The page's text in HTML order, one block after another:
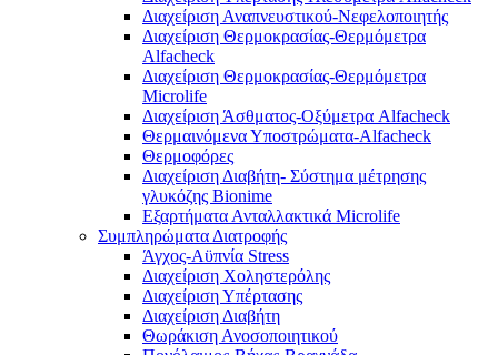
Διαχείριση Αναπνευστικού-Νεφελοποιητής
Διαχείριση Θερμοκρασίας-Θερμόμετρα
Alfacheck
Διαχείριση Θερμοκρασίας-Θερμόμετρα
Microlife
Διαχείριση Άσθματος-Οξύμετρα Alfacheck
Θερμαινόμενα Υποστρώματα-Alfacheck
Θερμοφόρες
Διαχείριση Διαβήτη- Σύστημα μέτρησης
γλυκόζης Bionime
Εξαρτήματα Ανταλλακτικά Microlife
Συμπληρώματα Διατροφής
Άγχος-Αϋπνία Stress
Διαχείριση Χοληστερόλης
Διαχείριση Υπέρτασης
Διαχείριση Διαβήτη
Θωράκιση Ανοσοποιητικού